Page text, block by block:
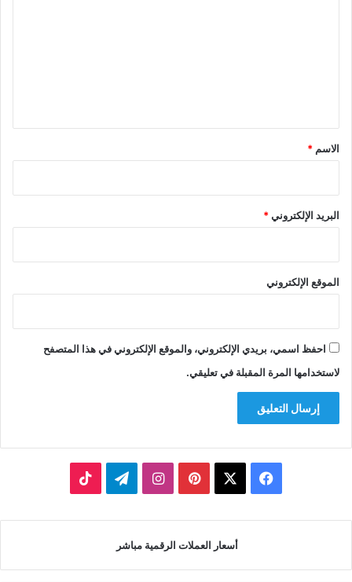
*
الاسم *
البريد الإلكتروني*
الموقع الإلكتروني
احفظ اسمي، بريدي الإلكتروني، والموقع الإلكتروني في هذا المتصفح
لاستخدامها المرة المقبلة في تعليقي.
فيسبوك بينتيريستانستقرامتيلقرام
أسعار العملات الرقمية مباشر